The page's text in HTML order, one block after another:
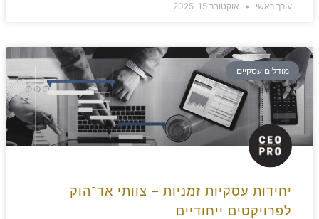
עורך ראשי אוקטובר 15, 2025
מודלים עסקיים
יחידות עסקיות זמניות – צוותי אד־הוק
לפרויקטים ייחודיים